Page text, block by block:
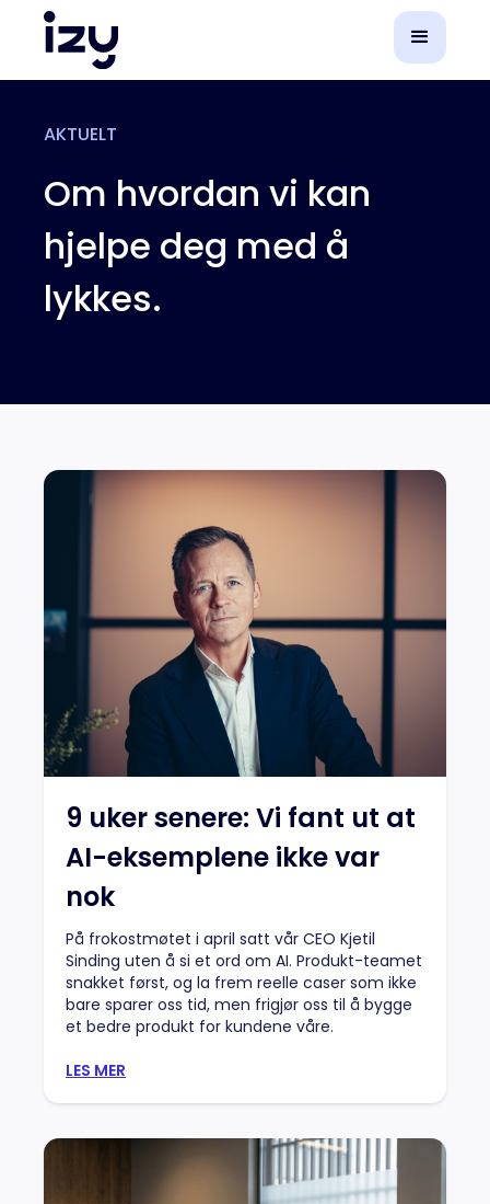
AKTUELT
Om hvordan vi kan
hjelpe deg med å
lykkes.
9 uker senere: Vi fant ut at
AI-eksemplene ikke var
nok
På frokostmøtet i april satt vår CEO Kjetil
Sinding uten å si et ord om AI. Produkt-teamet
snakket først, og la frem reelle caser som ikke
bare sparer oss tid, men frigjør oss til å bygge
et bedre produkt for kundene våre.
LES MER